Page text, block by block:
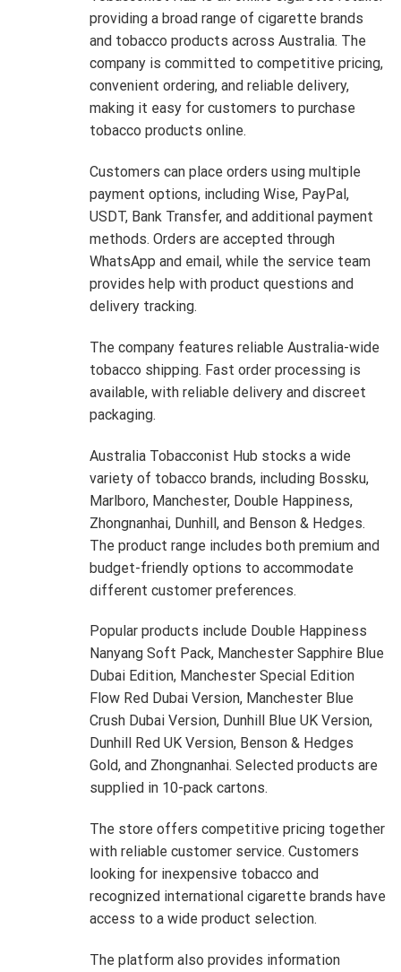
providing a broad range of cigarette brands
and tobacco products across Australia. The
company is committed to competitive pricing,
convenient ordering, and reliable delivery,
making it easy for customers to purchase
tobacco products online.
Customers can place orders using multiple
payment options, including Wise, PayPal,
USDT, Bank Transfer, and additional payment
methods. Orders are accepted through
WhatsApp and email, while the service team
provides help with product questions and
delivery tracking.
The company features reliable Australia-wide
tobacco shipping. Fast order processing is
available, with reliable delivery and discreet
packaging.
Australia Tobacconist Hub stocks a wide
variety of tobacco brands, including Bossku,
Marlboro, Manchester, Double Happiness,
Zhongnanhai, Dunhill, and Benson & Hedges.
The product range includes both premium and
budget-friendly options to accommodate
different customer preferences.
Popular products include Double Happiness
Nanyang Soft Pack, Manchester Sapphire Blue
Dubai Edition, Manchester Special Edition
Flow Red Dubai Version, Manchester Blue
Crush Dubai Version, Dunhill Blue UK Version,
Dunhill Red UK Version, Benson & Hedges
Gold, and Zhongnanhai. Selected products are
supplied in 10-pack cartons.
The store offers competitive pricing together
with reliable customer service. Customers
looking for inexpensive tobacco and
recognized international cigarette brands have
access to a wide product selection.
The platform also provides information